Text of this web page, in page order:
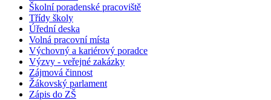
Školní poradenské pracoviště
Třídy školy
Úřední deska
Volná pracovní místa
Výchovný a kariérový poradce
Výzvy - veřejné zakázky
Zájmová činnost
Žákovský parlament
Zápis do ZŠ